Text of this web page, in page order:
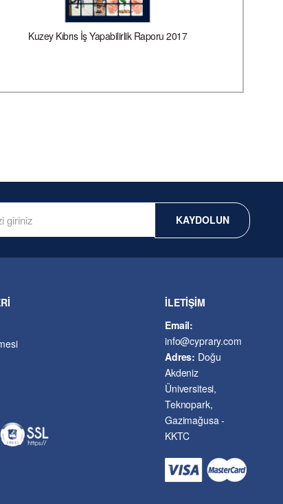
Kuzey Kıbrıs İş Yapabilirlik Raporu 2017
KAYDOLUN
İLETİŞİM
Email:
info@cyprary.com
Adres: Doğu
Akdeniz
Üniversitesi,
Teknopark,
Gazimağusa -
KKTC